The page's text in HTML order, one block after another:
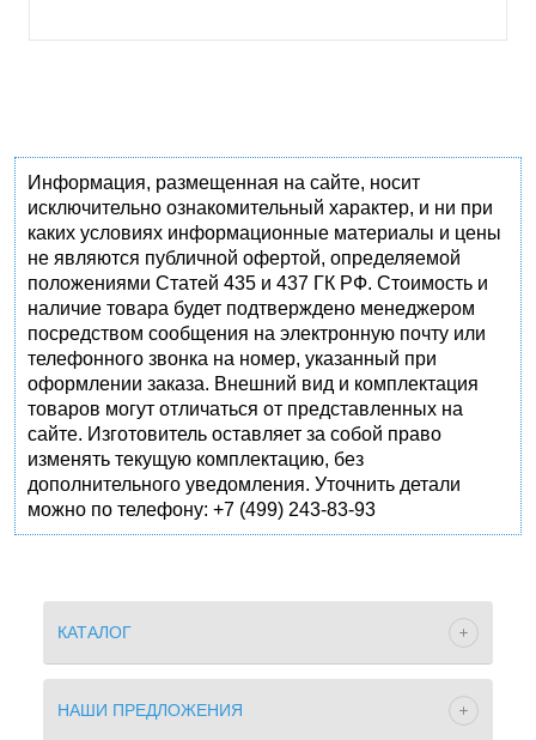
Информация, размещенная на сайте, носит
исключительно ознакомительный характер, и ни при
каких условиях информационные материалы и цены
не являются публичной офертой, определяемой
положениями Статей 435 и 437 ГК РФ. Стоимость и
наличие товара будет подтверждено менеджером
посредством сообщения на электронную почту или
телефонного звонка на номер, указанный при
оформлении заказа. Внешний вид и комплектация
товаров могут отличаться от представленных на
сайте. Изготовитель оставляет за собой право
изменять текущую комплектацию, без
дополнительного уведомления. Уточнить детали
можно по телефону: +7 (499) 243-83-93
КАТАЛОГ
НАШИ ПРЕДЛОЖЕНИЯ